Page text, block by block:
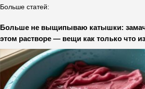
Больше статей:
Больше не выщипываю катышки:
этом растворе — вещи как только что